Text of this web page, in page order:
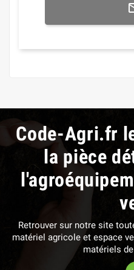
Code-Agri.fr
la pièce
Retrouver sur notre site
matériel agricole et espace
matériels